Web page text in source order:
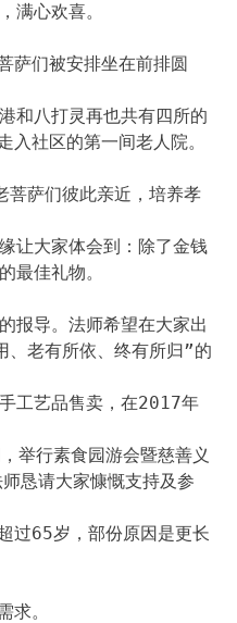
满心欢喜。
萨们被安排坐在前排圆
和八打灵再也共有四所的
社区的第一间老人院。
菩萨们彼此亲近，培养孝
让大家体会到：除了金钱
最佳礼物。
报导。法师希望在大家出
、老有所依、终有所归”的
工艺品售卖，在2017年
举行素食园游会暨慈善义
恳请大家慷慨支持及参
过65岁，部份原因是更长
求。